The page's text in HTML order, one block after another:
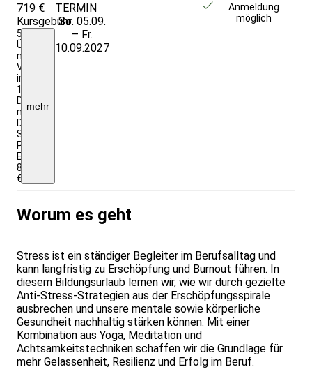
719 €
Kursgebühr
5
Übernachtungen
mit
Vollpension
im
1/2
Doppelzimmer
mit
DU/WC;
Studienleitung,
Programmdurchführung;
EZZ:
80,00
€
mehr
TERMIN
So. 05.09.
– Fr.
10.09.2027
Anmeldung
möglich
Worum es geht
Stress ist ein ständiger Begleiter im Berufsalltag und
kann langfristig zu Erschöpfung und Burnout führen. In
diesem Bildungsurlaub lernen wir, wie wir durch gezielte
Anti-Stress-Strategien aus der Erschöpfungsspirale
ausbrechen und unsere mentale sowie körperliche
Gesundheit nachhaltig stärken können. Mit einer
Kombination aus Yoga, Meditation und
Achtsamkeitstechniken schaffen wir die Grundlage für
mehr Gelassenheit, Resilienz und Erfolg im Beruf.